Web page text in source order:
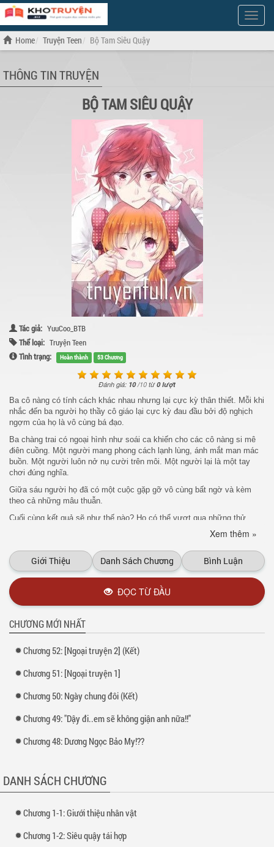
Show
Menu
Home Truyện Teen Bộ Tam Siêu Quậy
THÔNG TIN TRUYỆN
BỘ TAM SIÊU QUẬY
Tác giả: YuuCoo_BTB
Thể loại: Truyện Teen
Tình trạng:
Hoàn thành 53 Chương
Đánh giá: 10/10 từ0 lượt
Ba cô nàng có tính cách khác nhau nhưng lại cực kỳ thân thiết. Mỗi khi
nhắc đến ba người họ thầy cô giáo lại cực kỳ đau đầu bởi độ nghịch
ngợm của họ là vô cùng bá đạo.
Ba chàng trai có ngoại hình như soái ca khiến cho các cô nàng si mê
điên cuồng. Một người mang phong cách lạnh lùng, ánh mắt man mác
buồn. Một người luôn nở nụ cười trên môi. Một người lại là một tay
chơi đúng nghĩa.
Giữa sáu người họ đã có một cuộc gặp gỡ vô cùng bất ngờ và kèm
theo cả những mâu thuẫn.
Cuối cùng kết quả sẽ như thế nào? Họ có thể vượt qua những thử
Xem thêm tại :Kho truyện
Xem thêm »
Giới Thiệu Danh Sách Chương Bình Luận
ĐỌC TỪ ĐẦU
CHƯƠNG MỚI NHẤT
Chương 52: [Ngoại truyện 2] (Kết)
Chương 51: [Ngoại truyện 1]
Chương 50: Ngày chung đôi (Kết)
Chương 49: "Dậy đi..em sẽ không giận anh nữa!!"
Chương 48: Dương Ngọc Bảo My!??
DANH SÁCH CHƯƠNG
Chương 1-1: Giưới thiệu nhân vật
Chương 1-2: Siêu quậy tái hợp